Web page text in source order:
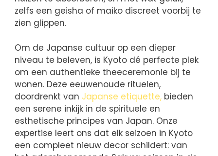
zelfs een geisha of maiko discreet voorbij te
zien glippen.
Om de Japanse cultuur op een dieper
niveau te beleven, is Kyoto dé perfecte plek
om een authentieke theeceremonie bij te
wonen. Deze eeuwenoude rituelen,
doordrenkt van Japanse etiquette, bieden
een serene inkijk in de spirituele en
esthetische principes van Japan. Onze
expertise leert ons dat elk seizoen in Kyoto
een compleet nieuw decor schildert: van